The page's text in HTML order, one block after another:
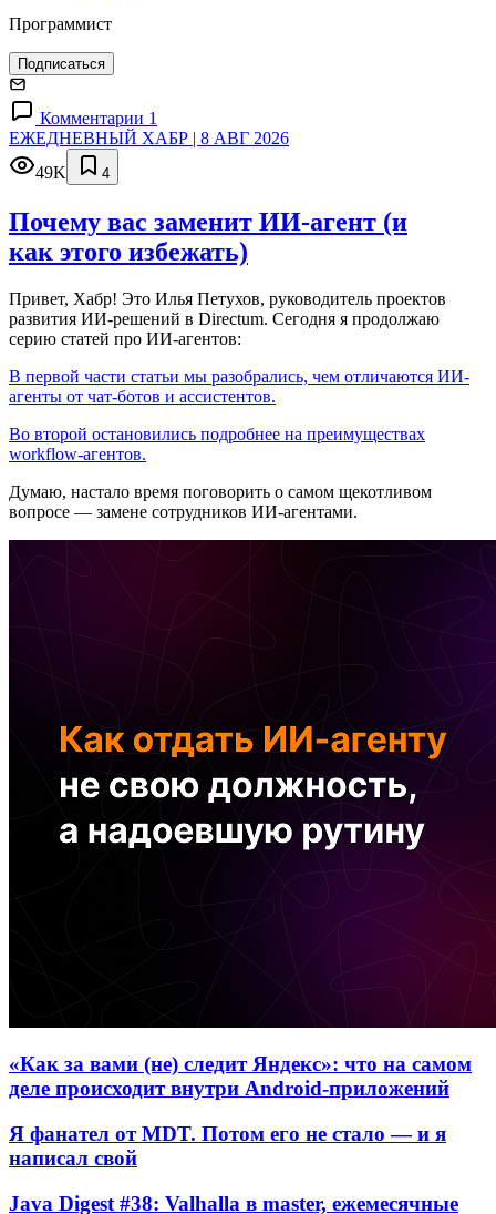
Программист
Подписаться
Комментарии 1
ЕЖЕДНЕВНЫЙ ХАБР | 8 АВГ 2026
49K
4
Почему вас заменит ИИ‑агент (и
как этого избежать)
Привет, Хабр! Это Илья Петухов, руководитель проектов
развития ИИ-решений в Directum. Сегодня я продолжаю
серию статей про ИИ-агентов:
В первой части статьи мы разобрались, чем отличаются ИИ-
агенты от чат-ботов и ассистентов.
Во второй остановились подробнее на преимуществах
workflow-агентов.
Думаю, настало время поговорить о самом щекотливом
вопросе — замене сотрудников ИИ-агентами.
«Как за вами (не) следит Яндекс»: что на самом
деле происходит внутри Android-приложений
Я фанател от MDT. Потом его не стало — и я
написал свой
Java Digest #38: Valhalla в master, ежемесячные